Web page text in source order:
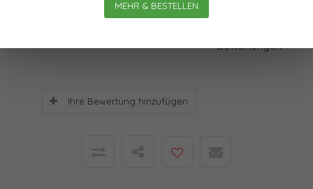
MEHR & BESTELLEN
Bewertungen
Bewertungen
Ihre Bewertung hinzufügen